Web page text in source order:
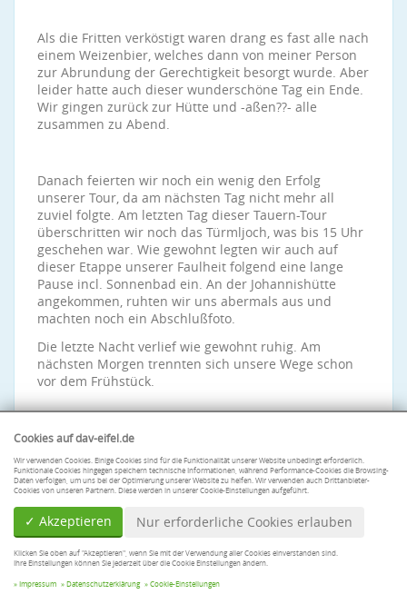
Als die Fritten verköstigt waren drang es fast alle nach
einem Weizenbier, welches dann von meiner Person
zur Abrundung der Gerechtigkeit besorgt wurde. Aber
leider hatte auch dieser wunderschöne Tag ein Ende.
Wir gingen zurück zur Hütte und -aßen??- alle
zusammen zu Abend.
Danach feierten wir noch ein wenig den Erfolg
unserer Tour, da am nächsten Tag nicht mehr all
zuviel folgte. Am letzten Tag dieser Tauern-Tour
überschritten wir noch das Türmljoch, was bis 15 Uhr
geschehen war. Wie gewohnt legten wir auch auf
dieser Etappe unserer Faulheit folgend eine lange
Pause incl. Sonnenbad ein. An der Johannishütte
angekommen, ruhten wir uns abermals aus und
machten noch ein Abschlußfoto.
Die letzte Nacht verlief wie gewohnt ruhig. Am
nächsten Morgen trennten sich unsere Wege schon
vor dem Frühstück.
© Sektion Eifel des Deutschen Alpenvereins e. V.
Cookies auf dav-eifel.de
Wir verwenden Cookies. Einige Cookies sind für die Funktionalität unserer Website unbedingt erforderlich.
Funktionale Cookies hingegen speichern technische Informationen, während Performance-Cookies die Browsing-
Daten verfolgen, um uns bei der Optimierung unserer Website zu helfen. Wir verwenden auch Drittanbieter-
Cookies von unseren Partnern. Diese werden in unserer Cookie-Einstellungen aufgeführt.
✓ Akzeptieren Nur erforderliche Cookies erlauben
Klicken Sie oben auf "Akzeptieren", wenn Sie mit der Verwendung aller Cookies einverstanden sind.
Ihre Einstellungen können Sie jederzeit über die Cookie Einstellungen ändern.
Impressum Datenschutzerklärung Cookie-Einstellungen